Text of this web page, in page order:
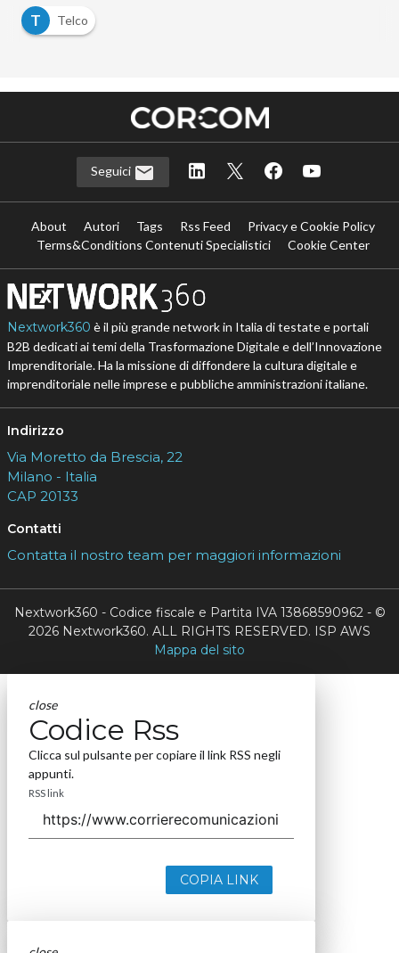
T
Telco
Seguici
About Autori Tags Rss Feed
Privacy e Cookie Policy
Terms&Conditions Contenuti Specialistici
Cookie Center
Nextwork360 è il più grande network in Italia di testate e portali
B2B dedicati ai temi della Trasformazione Digitale e dell’Innovazione
Imprenditoriale. Ha la missione di diffondere la cultura digitale e
imprenditoriale nelle imprese e pubbliche amministrazioni italiane.
Indirizzo
Via Moretto da Brescia, 22
Milano - Italia
CAP 20133
Contatti
Contatta il nostro team per maggiori informazioni
Nextwork360 - Codice fiscale e Partita IVA 13868590962 - ©
2026 Nextwork360. ALL RIGHTS RESERVED. ISP AWS
Mappa del sito
close
Codice Rss
Clicca sul pulsante per copiare il link RSS negli
appunti.
RSS link
COPIA LINK